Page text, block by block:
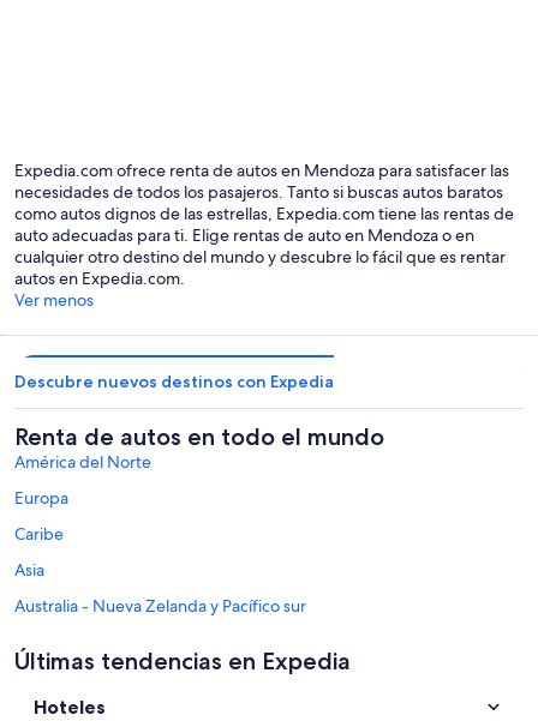
Expedia.com ofrece renta de autos en Mendoza para satisfacer las
necesidades de todos los pasajeros. Tanto si buscas autos baratos
como autos dignos de las estrellas, Expedia.com tiene las rentas de
auto adecuadas para ti. Elige rentas de auto en Mendoza o en
cualquier otro destino del mundo y descubre lo fácil que es rentar
autos en Expedia.com.
Ver menos
Descubre nuevos destinos con Expedia
Renta de autos en todo el mundo
América del Norte
Europa
Caribe
Asia
Australia - Nueva Zelanda y Pacífico sur
África
Últimas tendencias en Expedia
Hoteles